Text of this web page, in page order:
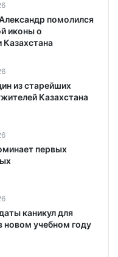
помолился
иконы о
Казахстана
из старейших
Казахстана
первых
каникул для
новом учебном году